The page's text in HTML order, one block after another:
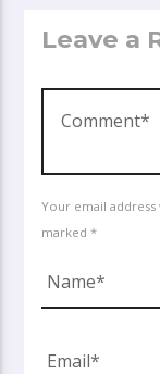
Leave a
Your email
marked *